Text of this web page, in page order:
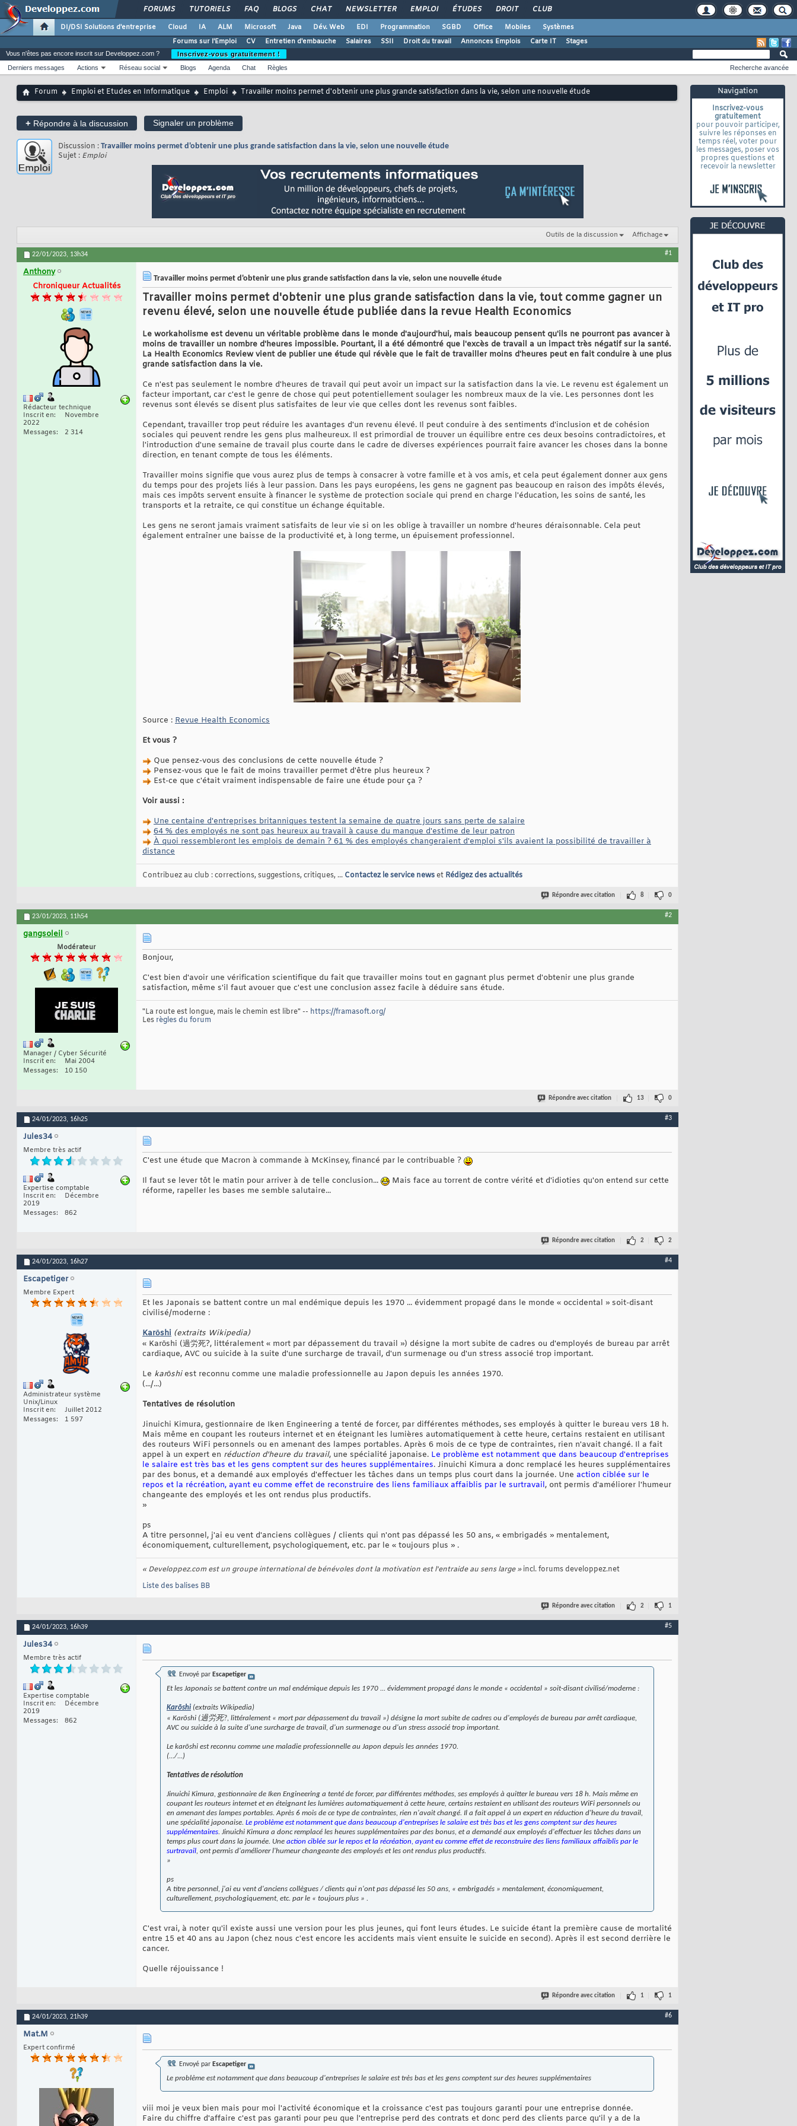
FORUMS TUTORIELS FAQ BLOGS CHAT NEWSLETTER EMPLOI ÉTUDES DROIT CLUB
DI/DSI Solutions d'entreprise Cloud IA ALM Microsoft Java Dév. Web EDI Programmation SGBD Office Mobiles
Systèmes
Forums sur l'Emploi
CV Entretien d'embauche Salaires SSII Droit du travail Annonces Emplois Carte IT Stages
Navigation
Inscrivez-vous
gratuitement
pour pouvoir participer,
suivre les réponses en
temps réel, voter pour
les messages, poser vos
propres questions et
recevoir la newsletter
Vous n'êtes pas encore inscrit sur Developpez.com ?
Inscrivez-vous gratuitement !
Derniers messages
Actions Réseau social Blogs Agenda Chat Règles Recherche avancée
Forum Emploi et Etudes en Informatique Emploi Travailler moins permet d'obtenir une plus grande satisfaction dans la vie, selon une nouvelle étude
+ Répondre à la discussion Signaler un problème
Discussion : Travailler moins permet d'obtenir une plus grande satisfaction dans la vie, selon une nouvelle étude
Sujet : Emploi
Outils de la discussion Affichage
22/01/2023, 13h34 #1
Anthony
Chroniqueur Actualités
Rédacteur technique
Inscrit en
Novembre
2022
Messages
2 314
Travailler moins permet d'obtenir une plus grande satisfaction dans la vie, selon une nouvelle étude
Travailler moins permet d'obtenir une plus grande satisfaction dans la vie, tout comme gagner un
revenu élevé, selon une nouvelle étude publiée dans la revue Health Economics
Le workaholisme est devenu un véritable problème dans le monde d'aujourd'hui, mais beaucoup pensent qu'ils ne pourront pas avancer à
moins de travailler un nombre d'heures impossible. Pourtant, il a été démontré que l'excès de travail a un impact très négatif sur la santé.
La Health Economics Review vient de publier une étude qui révèle que le fait de travailler moins d'heures peut en fait conduire à une plus
grande satisfaction dans la vie.
Ce n'est pas seulement le nombre d'heures de travail qui peut avoir un impact sur la satisfaction dans la vie. Le revenu est également un
facteur important, car c'est le genre de chose qui peut potentiellement soulager les nombreux maux de la vie. Les personnes dont les
revenus sont élevés se disent plus satisfaites de leur vie que celles dont les revenus sont faibles.
Cependant, travailler trop peut réduire les avantages d'un revenu élevé. Il peut conduire à des sentiments d'inclusion et de cohésion
sociales qui peuvent rendre les gens plus malheureux. Il est primordial de trouver un équilibre entre ces deux besoins contradictoires, et
l'introduction d'une semaine de travail plus courte dans le cadre de diverses expériences pourrait faire avancer les choses dans la bonne
direction, en tenant compte de tous les éléments.
Travailler moins signifie que vous aurez plus de temps à consacrer à votre famille et à vos amis, et cela peut également donner aux gens
du temps pour des projets liés à leur passion. Dans les pays européens, les gens ne gagnent pas beaucoup en raison des impôts élevés,
mais ces impôts servent ensuite à financer le système de protection sociale qui prend en charge l'éducation, les soins de santé, les
transports et la retraite, ce qui constitue un échange équitable.
Les gens ne seront jamais vraiment satisfaits de leur vie si on les oblige à travailler un nombre d'heures déraisonnable. Cela peut
également entraîner une baisse de la productivité et, à long terme, un épuisement professionnel.
Source : Revue Health Economics
Et vous ?
Que pensez-vous des conclusions de cette nouvelle étude ?
Pensez-vous que le fait de moins travailler permet d'être plus heureux ?
Est-ce que c'était vraiment indispensable de faire une étude pour ça ?
Voir aussi :
Une centaine d'entreprises britanniques testent la semaine de quatre jours sans perte de salaire
64 % des employés ne sont pas heureux au travail à cause du manque d'estime de leur patron
À quoi ressembleront les emplois de demain ? 61 % des employés changeraient d'emploi s'ils avaient la possibilité de travailler à
distance
Contribuez au club : corrections, suggestions, critiques, ... Contactez le service newset Rédigez des actualités
Répondre avec citation 8 0
23/01/2023, 11h54 #2
gangsoleil
Modérateur
Manager / Cyber Sécurité
Inscrit en
Mai 2004
Messages
10 150
Bonjour,
C'est bien d'avoir une vérification scientifique du fait que travailler moins tout en gagnant plus permet d'obtenir une plus grande
satisfaction, même s'il faut avouer que c'est une conclusion assez facile à déduire sans étude.
"La route est longue, mais le chemin est libre" -- https://framasoft.org/
Les règles du forum
Répondre avec citation 13 0
24/01/2023, 16h25 #3
Jules34
Membre très actif
Expertise comptable
Inscrit en
Décembre
2019
Messages
862
C'est une étude que Macron à commande à McKinsey, financé par le contribuable ?
Il faut se lever tôt le matin pour arriver à de telle conclusion...
Mais face au torrent de contre vérité et d'idioties qu'on entend sur cette
réforme, rapeller les bases me semble salutaire...
Répondre avec citation 2 2
24/01/2023, 16h27 #4
Escapetiger
Membre Expert
Administrateur système
Unix/Linux
Inscrit en
Juillet 2012
Messages
1 597
Et les Japonais se battent contre un mal endémique depuis les 1970 ... évidemment propagé dans le monde « occidental » soit-disant
civilisé/moderne :
Karōshi (extraits Wikipedia)
« Karōshi (過労死?, littéralement « mort par dépassement du travail ») désigne la mort subite de cadres ou d'employés de bureau par arrêt
cardiaque, AVC ou suicide à la suite d'une surcharge de travail, d'un surmenage ou d'un stress associé trop important.
Le karōshiest reconnu comme une maladie professionnelle au Japon depuis les années 1970.
(.../...)
Tentatives de résolution
Jinuichi Kimura, gestionnaire de Iken Engineering a tenté de forcer, par différentes méthodes, ses employés à quitter le bureau vers 18 h.
Mais même en coupant les routeurs internet et en éteignant les lumières automatiquement à cette heure, certains restaient en utilisant
des routeurs WiFi personnels ou en amenant des lampes portables. Après 6 mois de ce type de contraintes, rien n'avait changé. Il a fait
appel à un expert en réduction d'heure du travail, une spécialité japonaise. Le problème est notamment que dans beaucoup d'entreprises
le salaire est très bas et les gens comptent sur des heures supplémentaires. Jinuichi Kimura a donc remplacé les heures supplémentaires
par des bonus, et a demandé aux employés d'effectuer les tâches dans un temps plus court dans la journée. Une action ciblée sur le
repos et la récréation, ayant eu comme effet de reconstruire des liens familiaux affaiblis par le surtravail, ont permis d'améliorer l'humeur
changeante des employés et les ont rendus plus productifs.
»
ps
A titre personnel, j'ai eu vent d'anciens collègues / clients qui n'ont pas dépassé les 50 ans, « embrigadés » mentalement,
économiquement, culturellement, psychologiquement, etc. par le « toujours plus » .
« Developpez.com est un groupe international de bénévoles dont la motivation est l'entraide au sens large »incl. forums developpez.net
Liste des balises BB
Répondre avec citation 2 1
24/01/2023, 16h39 #5
Jules34
Membre très actif
Expertise comptable
Inscrit en
Décembre
2019
Messages
862
Envoyé par Escapetiger
Et les Japonais se battent contre un mal endémique depuis les 1970 ... évidemment propagé dans le monde « occidental » soit-disant civilisé/moderne :
Karōshi (extraits Wikipedia)
« Karōshi (過労死?, littéralement « mort par dépassement du travail ») désigne la mort subite de cadres ou d'employés de bureau par arrêt cardiaque,
AVC ou suicide à la suite d'une surcharge de travail, d'un surmenage ou d'un stress associé trop important.
Le karōshi est reconnu comme une maladie professionnelle au Japon depuis les années 1970.
(.../...)
Tentatives de résolution
Jinuichi Kimura, gestionnaire de Iken Engineering a tenté de forcer, par différentes méthodes, ses employés à quitter le bureau vers 18 h. Mais même en
coupant les routeurs internet et en éteignant les lumières automatiquement à cette heure, certains restaient en utilisant des routeurs WiFi personnels ou
en amenant des lampes portables. Après 6 mois de ce type de contraintes, rien n'avait changé. Il a fait appel à un expert en réduction d'heure du travail,
une spécialité japonaise. Le problème est notamment que dans beaucoup d'entreprises le salaire est très bas et les gens comptent sur des heures
supplémentaires. Jinuichi Kimura a donc remplacé les heures supplémentaires par des bonus, et a demandé aux employés d'effectuer les tâches dans un
temps plus court dans la journée. Une action ciblée sur le repos et la récréation, ayant eu comme effet de reconstruire des liens familiaux affaiblis par le
surtravail, ont permis d'améliorer l'humeur changeante des employés et les ont rendus plus productifs.
»
ps
A titre personnel, j'ai eu vent d'anciens collègues / clients qui n'ont pas dépassé les 50 ans, « embrigadés » mentalement, économiquement,
culturellement, psychologiquement, etc. par le « toujours plus » .
C'est vrai, à noter qu'il existe aussi une version pour les plus jeunes, qui font leurs études. Le suicide étant la première cause de mortalité
entre 15 et 40 ans au Japon (chez nous c'est encore les accidents mais vient ensuite le suicide en second). Après il est second derrière le
cancer.
Quelle réjouissance !
Répondre avec citation 1 1
24/01/2023, 21h39 #6
Mat.M
Expert confirmé
Envoyé par Escapetiger
Le problème est notamment que dans beaucoup d'entreprises le salaire est très bas et les gens comptent sur des heures supplémentaires
viii moi je veux bien mais pour moi l'activité économique et la croissance c'est pas toujours garanti pour une entreprise donnée.
Faire du chiffre d'affaire c'est pas garanti pour peu que l'entreprise perd des contrats et donc perd des clients parce qu'il y a de la